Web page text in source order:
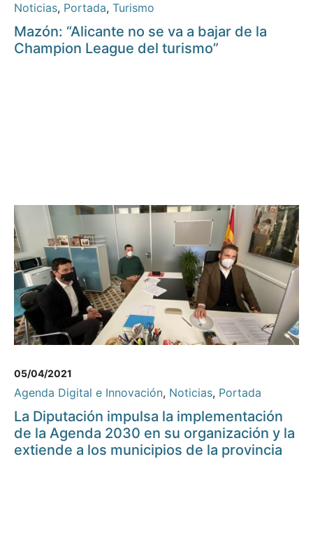
Noticias, Portada, Turismo
Mazón: “Alicante no se va a bajar de la
Champion League del turismo”
05/04/2021
Agenda Digital e Innovación, Noticias, Portada
La Diputación impulsa la implementación
de la Agenda 2030 en su organización y la
extiende a los municipios de la provincia